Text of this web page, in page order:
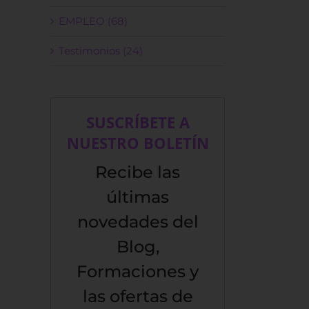
EMPLEO (68)
Testimonios (24)
SUSCRÍBETE A
NUESTRO BOLETÍN
Recibe las
últimas
novedades del
Blog,
Formaciones y
las ofertas de